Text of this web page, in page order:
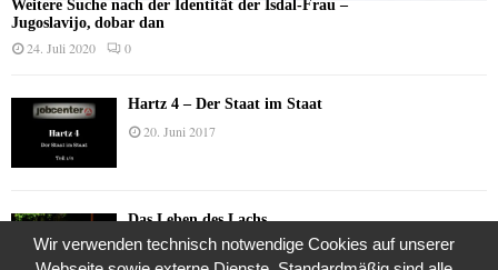
Weitere Suche nach der Identität der Isdal-Frau –
Jugoslavijo, dobar dan
24. Juli 2020 0
Hartz 4 – Der Staat im Staat
20. Juni 2017
Das Leben des Lachs
12. Oktober 2020
Wir verwenden technisch notwendige Cookies auf unserer